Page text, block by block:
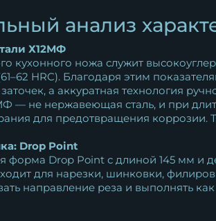
анализ
Х12МФ
кухонного ножа служит
HRC). Благодаря этим
заточек, а аккуратная технология
— не нержавеющая сталь, и при
для предотвращения коррозии.
Drop Point
форма Drop Point с длиной 145 мм и
для нарезки, шинковки,
направление реза и выполнять